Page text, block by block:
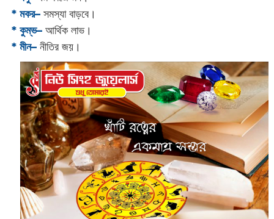
* মকর–সমস্যা বাড়বে।‌
* কুম্ভ–আর্থিক লাভ।
* মীন–নীতির জয়।‌‌‌‌‌‌